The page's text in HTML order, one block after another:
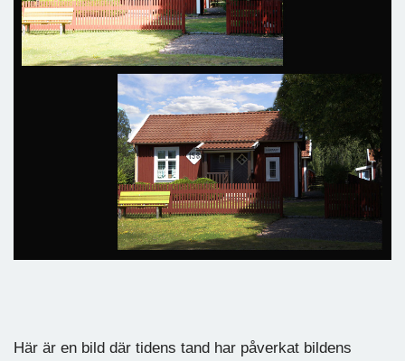
Här är en bild där tidens tand har påverkat bildens